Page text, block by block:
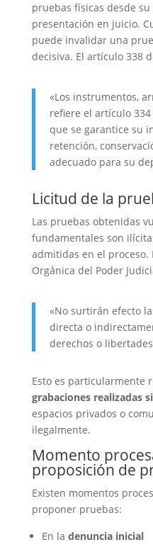
pruebas físicas desde
presentación en juicio.
puede invalidar una
decisiva. El artículo 338
«Los instrumentos,
refiere el artículo
que se garantice su
retención,
adecuado para su
Licitud de la
Las pruebas obtenidas
fundamentales son
admitidas en el proceso.
Orgánica del Poder
«No surtirán efecto
directa o
derechos o
Esto es particularmente
grabaciones realizadas
espacios privados o
ilegalmente.
Momento
proposición de
Existen momentos
proponer pruebas:
En la denuncia inicial